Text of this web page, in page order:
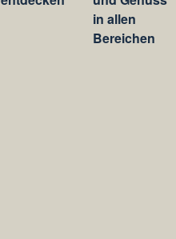
in allen
Bereichen